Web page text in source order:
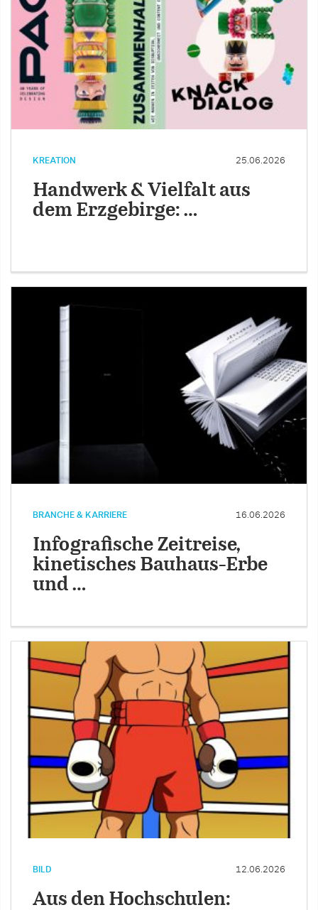
KREATION 25.06.2026
Handwerk & Vielfalt aus
dem Erzgebirge: …
BRANCHE & KARRIERE 16.06.2026
Infografische Zeitreise,
kinetisches Bauhaus-Erbe
und …
BILD 12.06.2026
Aus den Hochschulen: